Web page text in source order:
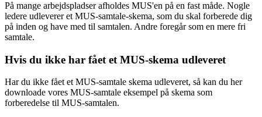
På mange arbejdspladser afholdes MUS'en på en fast måde. Nogle
ledere udleverer et MUS-samtale-skema, som du skal forberede dig
på inden og have med til samtalen. Andre foregår som en mere fri
samtale.
Hvis du ikke har fået et MUS-skema udleveret
Har du ikke fået et MUS-samtale skema udleveret, så kan du her
downloade vores MUS-samtale eksempel på skema som
forberedelse til MUS-samtalen.